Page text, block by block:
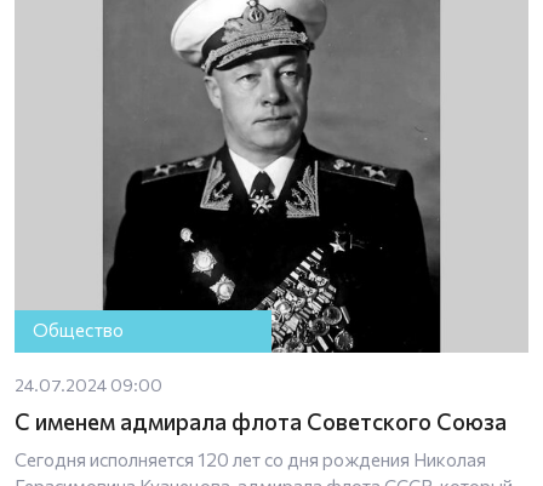
Общество
24.07.2024 09:00
С именем адмирала флота Советского Союза
Сегодня исполняется 120 лет со дня рождения Николая